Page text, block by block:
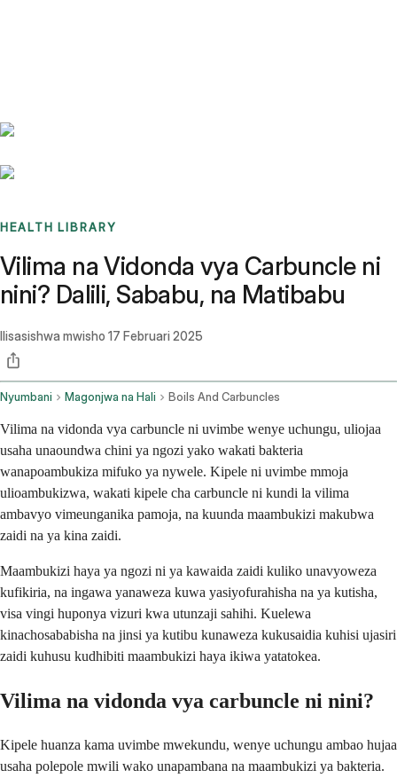
HEALTH LIBRARY
Vilima na Vidonda vya Carbuncle ni
nini? Dalili, Sababu, na Matibabu
Ilisasishwa mwisho 17 Februari 2025
Nyumbani Magonjwa na Hali Boils And Carbuncles
Vilima na vidonda vya carbuncle ni uvimbe wenye uchungu, uliojaa
usaha unaoundwa chini ya ngozi yako wakati bakteria
wanapoambukiza mifuko ya nywele. Kipele ni uvimbe mmoja
ulioambukizwa, wakati kipele cha carbuncle ni kundi la vilima
ambavyo vimeunganika pamoja, na kuunda maambukizi makubwa
zaidi na ya kina zaidi.
Maambukizi haya ya ngozi ni ya kawaida zaidi kuliko unavyoweza
kufikiria, na ingawa yanaweza kuwa yasiyofurahisha na ya kutisha,
visa vingi huponya vizuri kwa utunzaji sahihi. Kuelewa
kinachosababisha na jinsi ya kutibu kunaweza kukusaidia kuhisi ujasiri
zaidi kuhusu kudhibiti maambukizi haya ikiwa yatatokea.
Vilima na vidonda vya carbuncle ni nini?
Kipele huanza kama uvimbe mwekundu, wenye uchungu ambao hujaa
usaha polepole mwili wako unapambana na maambukizi ya bakteria.